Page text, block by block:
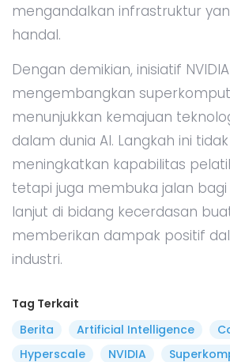
mengandalkan infrastruktur
handal.
Dengan demikian, inisiatif
mengembangkan
menunjukkan kemajuan
dalam dunia AI. Langkah ini
meningkatkan kapabilitas
tetapi juga membuka jalan bagi
lanjut di bidang kecerdasan
memberikan dampak positif
industri.
Tag Terkait
Berita
Artificial Intelligence
Hyperscale
NVIDIA